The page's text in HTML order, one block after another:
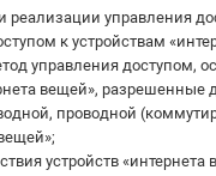
реализации управления
к устройствам
управления доступом,
вещей»,
проводной
устройств